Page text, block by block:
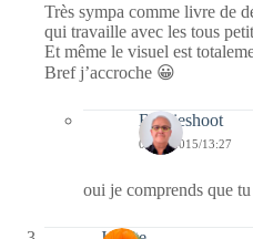
Très sympa comme livre de
qui travaille avec les tous
Et même le visuel est
Bref j’accroche 😀
Bernieshoot
05/05/2015/13:27
oui je comprends que